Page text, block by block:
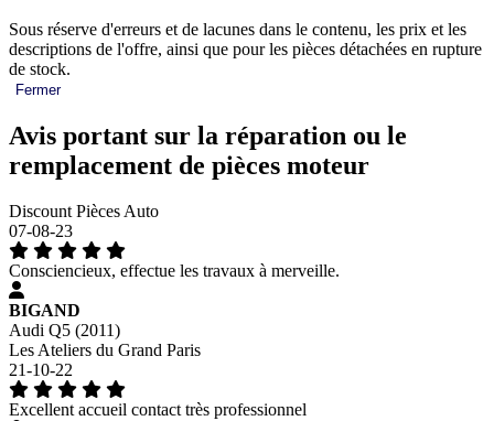
Sous réserve d'erreurs et de lacunes dans le contenu, les prix et les
descriptions de l'offre, ainsi que pour les pièces détachées en rupture
de stock.
Fermer
Avis portant sur la réparation ou le
remplacement de pièces moteur
Discount Pièces Auto
07-08-23
Consciencieux, effectue les travaux à merveille.
BIGAND
Audi Q5 (2011)
Les Ateliers du Grand Paris
21-10-22
Excellent accueil contact très professionnel